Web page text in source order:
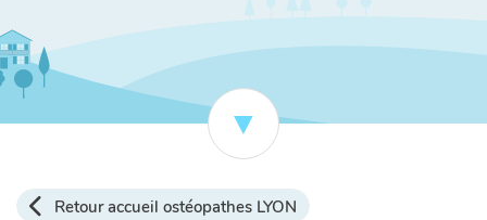
Retour accueil ostéopathes LYON